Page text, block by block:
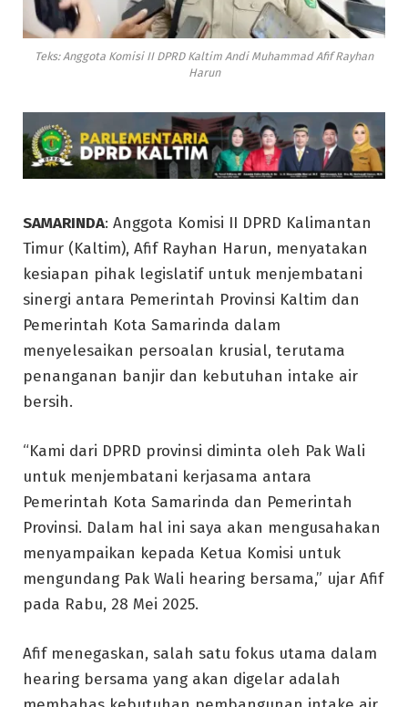
Teks: Anggota Komisi II DPRD Kaltim Andi Muhammad Afif Rayhan
Harun
SAMARINDA: Anggota Komisi II DPRD Kalimantan
Timur (Kaltim), Afif Rayhan Harun, menyatakan
kesiapan pihak legislatif untuk menjembatani
sinergi antara Pemerintah Provinsi Kaltim dan
Pemerintah Kota Samarinda dalam
menyelesaikan persoalan krusial, terutama
penanganan banjir dan kebutuhan intake air
bersih.
“Kami dari DPRD provinsi diminta oleh Pak Wali
untuk menjembatani kerjasama antara
Pemerintah Kota Samarinda dan Pemerintah
Provinsi. Dalam hal ini saya akan mengusahakan
menyampaikan kepada Ketua Komisi untuk
mengundang Pak Wali hearing bersama,” ujar Afif
pada Rabu, 28 Mei 2025.
Afif menegaskan, salah satu fokus utama dalam
hearing bersama yang akan digelar adalah